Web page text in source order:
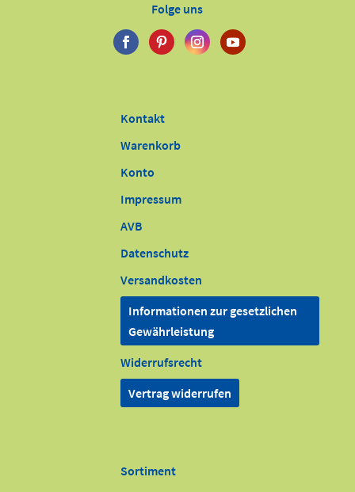
Folge uns
Kontakt
Warenkorb
Konto
Impressum
AVB
Datenschutz
Versandkosten
Informationen zur gesetzlichen
Gewährleistung
Widerrufsrecht
Vertrag widerrufen
Sortiment